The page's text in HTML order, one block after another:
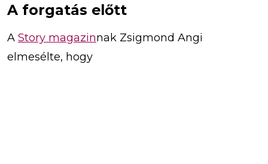
A forgatás előtt
A Story magazinnak Zsigmond Angi
elmesélte, hogy